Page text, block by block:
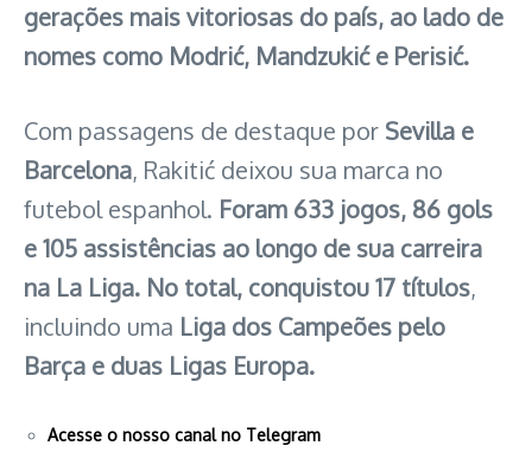
gerações mais vitoriosas do país, ao lado de
nomes como Modrić, Mandzukić e Perisić.
Com passagens de destaque por Sevilla e
Barcelona, Rakitić deixou sua marca no
futebol espanhol. Foram 633 jogos, 86 gols
e 105 assistências ao longo de sua carreira
na La Liga. No total, conquistou 17 títulos,
incluindo uma Liga dos Campeões pelo
Barça e duas Ligas Europa.
Acesse o nosso canal no Telegram